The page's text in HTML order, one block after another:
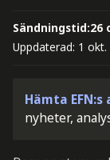
Sändningstid:26
Uppdaterad: 1 okt.
Hämta
nyheter,